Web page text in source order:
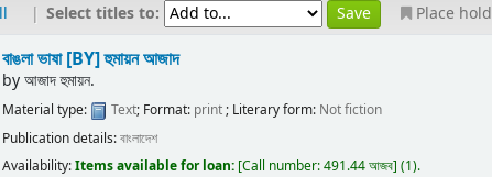
| Select titles to: Place hold
বাঙলা ভাষা[BY] হুমায়ন আজাদ
byআজাদ হুমায়ন.
Material type: Text; Format: print; Literary form: Not fiction
Publication details:বাংলাদেশ
Availability:Items available for loan: Call number:491.44 আজব (1).